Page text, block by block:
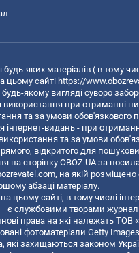
яких матеріалів ( в тому
цьому сайті https://
якому вигляді суворо
використання при отриманні
та за умови обов'язкового
інтернет-видань - при
та за умови
відкритого для
на сторінку OBOZ.UA за
, на якій розміщено
абзаці матеріалу.
цьому сайті, в тому числі
є службовими творами
права на які належать ТОВ
фотоматеріали Getty
які захищаються законом